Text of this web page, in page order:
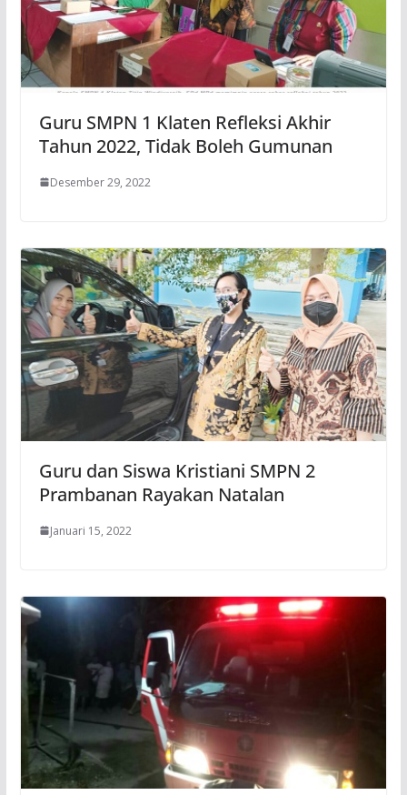
Guru SMPN 1 Klaten Refleksi Akhir
Tahun 2022, Tidak Boleh Gumunan
Desember 29, 2022
Guru dan Siswa Kristiani SMPN 2
Prambanan Rayakan Natalan
Januari 15, 2022